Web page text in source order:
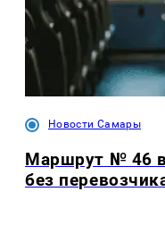
Новости Самары
Маршрут № 46 в
без